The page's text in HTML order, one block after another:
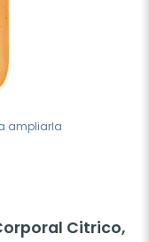
ampliarla
Citrico,